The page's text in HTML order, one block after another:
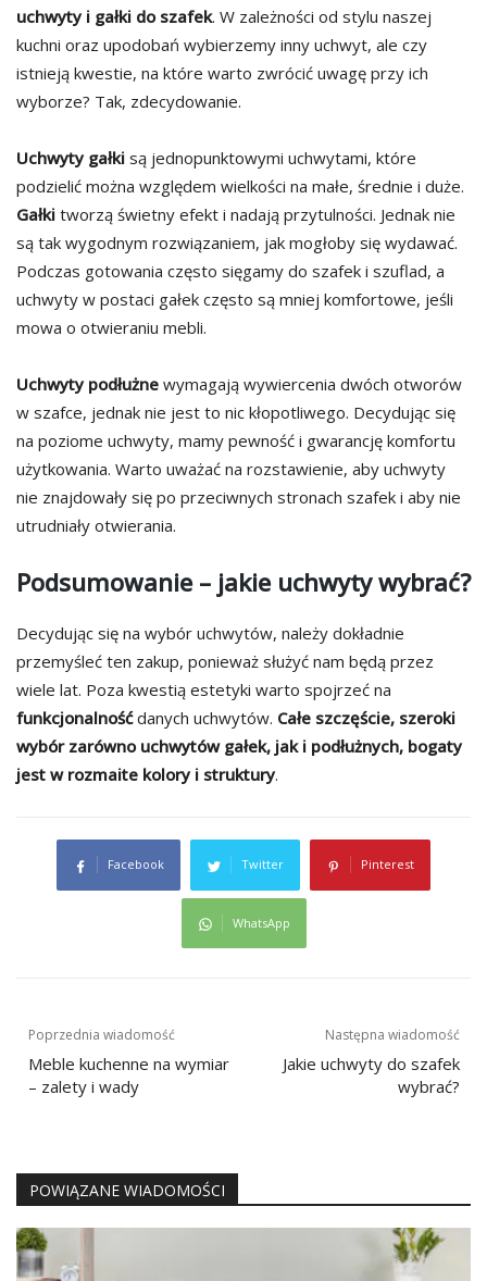
uchwyty i gałki do szafek. W zależności od stylu naszej
kuchni oraz upodobań wybierzemy inny uchwyt, ale czy
istnieją kwestie, na które warto zwrócić uwagę przy ich
wyborze? Tak, zdecydowanie.
Uchwyty gałki są jednopunktowymi uchwytami, które
podzielić można względem wielkości na małe, średnie i duże.
Gałki tworzą świetny efekt i nadają przytulności. Jednak nie
są tak wygodnym rozwiązaniem, jak mogłoby się wydawać.
Podczas gotowania często sięgamy do szafek i szuflad, a
uchwyty w postaci gałek często są mniej komfortowe, jeśli
mowa o otwieraniu mebli.
Uchwyty podłużne wymagają wywiercenia dwóch otworów
w szafce, jednak nie jest to nic kłopotliwego. Decydując się
na poziome uchwyty, mamy pewność i gwarancję komfortu
użytkowania. Warto uważać na rozstawienie, aby uchwyty
nie znajdowały się po przeciwnych stronach szafek i aby nie
utrudniały otwierania.
Podsumowanie – jakie uchwyty wybrać?
Decydując się na wybór uchwytów, należy dokładnie
przemyśleć ten zakup, ponieważ służyć nam będą przez
wiele lat. Poza kwestią estetyki warto spojrzeć na
funkcjonalnośćdanych uchwytów. Całe szczęście, szeroki
wybór zarówno uchwytów gałek, jak i podłużnych, bogaty
jest w rozmaite kolory i struktury.
Facebook Twitter Pinterest
WhatsApp
Nawigacja
wpisu
Poprzednia wiadomość
Meble kuchenne na wymiar
– zalety i wady
Następna wiadomość
Jakie uchwyty do szafek
wybrać?
POWIĄZANE WIADOMOŚCI